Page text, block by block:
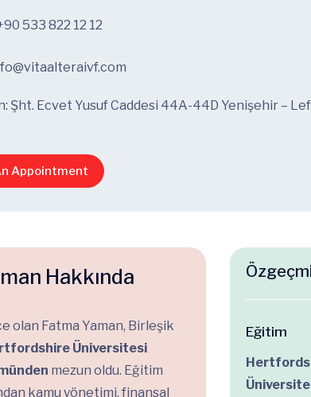
533 822 12 12
Şht. Ecvet Yusuf Caddesi 44A-44D Yenişehir –
Appointment
Hakkında
olan Fatma Yaman, Birleşik
Üniversitesi
mezun oldu. Eğitim
kamu yönetimi, finansal
Eğitim